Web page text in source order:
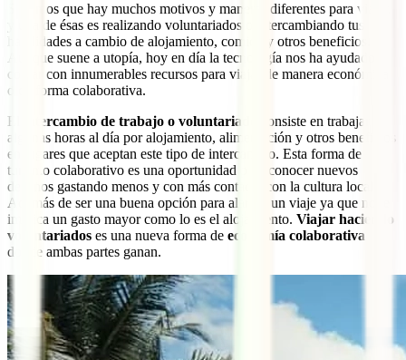
Sabemos que hay muchos motivos y maneras diferentes para viajar,
y una de ésas es realizando voluntariados o intercambiando tus
habilidades a cambio de alojamiento, comida y otros beneficios.
Aunque suene a utopía, hoy en día la tecnología nos ha ayudado a
contar con innumerables recursos para viajar de manera económica
o de forma colaborativa.
El
intercambio de trabajo o voluntariado
consiste en trabajar
algunas horas al día por alojamiento, alimentación y otros beneficios
en lugares que aceptan este tipo de intercambio. Esta forma de
turismo colaborativo es una oportunidad para conocer nuevos
destinos gastando menos y con más contacto con la cultura local.
Además de ser una buena opción para alargar un viaje ya que no te
implica un gasto mayor como lo es el alojamiento. Viajar haciendo
voluntariados es una nueva forma de economía colaborativa
donde ambas partes ganan.